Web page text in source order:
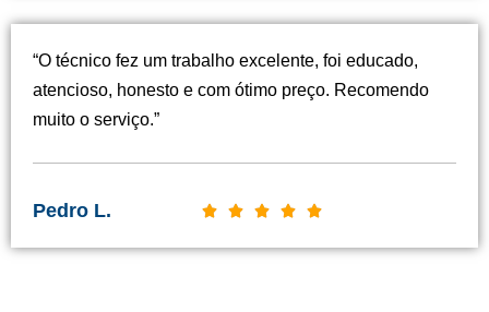
s
i
d
“O técnico fez um trabalho excelente, foi educado,
atencioso, honesto e com ótimo preço. Recomendo
muito o serviço.”
Pedro L.     C